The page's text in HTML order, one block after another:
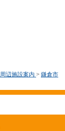
周辺施設案内 > 鎌倉市